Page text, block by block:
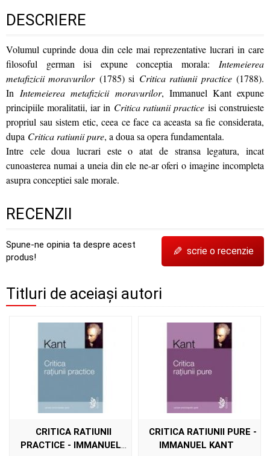
DESCRIERE
Volumul cuprinde doua din cele mai reprezentative lucrari in care
filosoful german isi expune conceptia morala: Intemeierea
metafizicii moravurilor(1785) si Critica ratiunii practice(1788).
In Intemeierea metafizicii moravurilor, Immanuel Kant expune
principiile moralitatii, iar in Critica ratiunii practice isi construieste
propriul sau sistem etic, ceea ce face ca aceasta sa fie considerata,
dupa Critica ratiunii pure, a doua sa opera fundamentala.
Intre cele doua lucrari este o atat de stransa legatura, incat
cunoasterea numai a uneia din ele ne-ar oferi o imagine incompleta
asupra conceptiei sale morale.
RECENZII
Spune-ne opinia ta despre acest
produs!
✎ scrie o recenzie
Titluri de aceiași autori
CRITICA RATIUNII
PRACTICE - IMMANUEL
CRITICA RATIUNII PURE -
IMMANUEL KANT